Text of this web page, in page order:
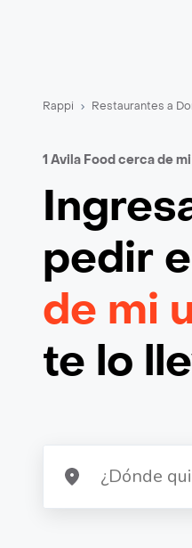
Rappi Restaurantes a
1 Avila Food cerca de
pedir
de mi
te lo